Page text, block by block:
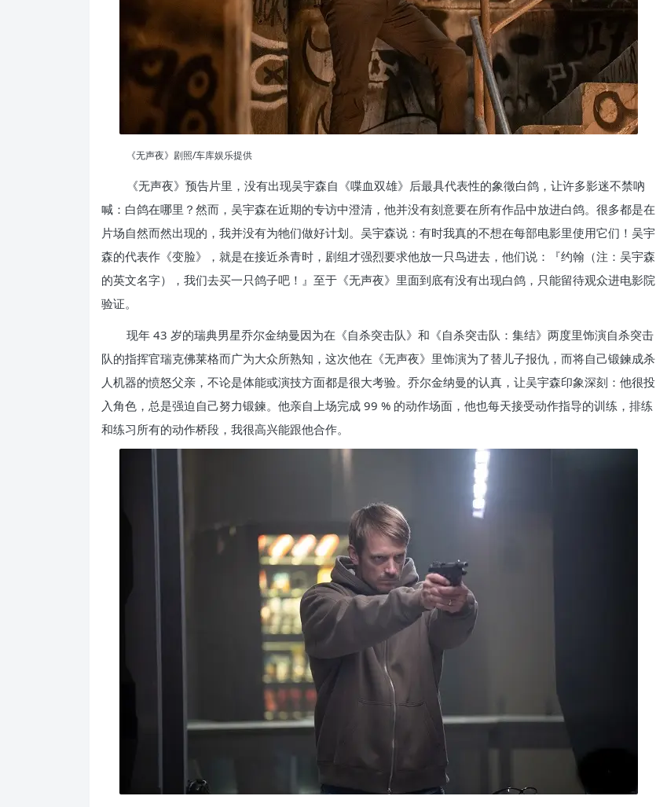
《无声夜》剧照/车库娱乐提供
《无声夜》预告片里，没有出现吴宇森自《喋血双雄》后最具代表性的象徵白鸽，让许多影迷不禁吶
喊：白鸽在哪里？然而，吴宇森在近期的专访中澄清，他并没有刻意要在所有作品中放进白鸽。很多都是在
片场自然而然出现的，我并没有为牠们做好计划。吴宇森说：有时我真的不想在每部电影里使用它们！吴宇
森的代表作《变脸》，就是在接近杀青时，剧组才强烈要求他放一只鸟进去，他们说：『约翰（注：吴宇森
的英文名字），我们去买一只鸽子吧！』至于《无声夜》里面到底有没有出现白鸽，只能留待观众进电影院
验证。
现年 43 岁的瑞典男星乔尔金纳曼因为在《自杀突击队》和《自杀突击队：集结》两度里饰演自杀突击
队的指挥官瑞克佛莱格而广为大众所熟知，这次他在《无声夜》里饰演为了替儿子报仇，而将自己锻鍊成杀
人机器的愤怒父亲，不论是体能或演技方面都是很大考验。乔尔金纳曼的认真，让吴宇森印象深刻：他很投
入角色，总是强迫自己努力锻鍊。他亲自上场完成 99 % 的动作场面，他也每天接受动作指导的训练，排练
和练习所有的动作桥段，我很高兴能跟他合作。